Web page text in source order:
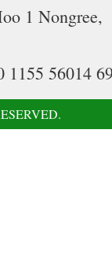
1 Nongree,
1155 56014